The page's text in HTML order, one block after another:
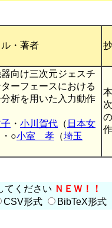
・著者
向け三次元ジェスチ
ーフェースにおける
析を用いた入力動作
・ 小川賀代 （ 日本女
・○小室 孝 （埼玉
てください ＮＥＷ！！
CSV形式 BibTeX形式